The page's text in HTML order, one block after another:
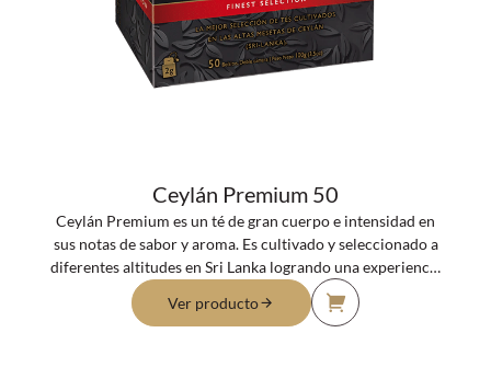
Ceylán Premium 50
Ceylán Premium es un té de gran cuerpo e intensidad en
sus notas de sabor y aroma. Es cultivado y seleccionado a
diferentes altitudes en Sri Lanka logrando una experiencia
de sabor y equilibrio que cautiva.
Ver producto